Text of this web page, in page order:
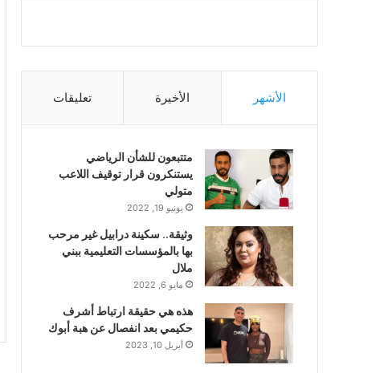
الأشهر الأخيرة تعليقات
متتبعون للشأن الرياضي
يستنكرون قرار توقيف اللاعب
متولي
يونيو 19, 2022
وثيقة.. سكينة درابيل غير مرحب
بها بالمؤسسات التعليمية ببني
ملال
مايو 6, 2022
هذه هي حقيقة ارتباط أشرف
حكيمي بعد انفصال عن هبة أبوك
أبريل 10, 2023